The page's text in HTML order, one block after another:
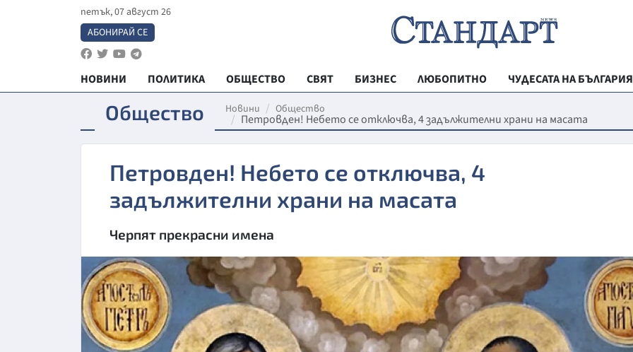
петък, 07 август 26
АБОНИРАЙ СЕ
НОВИНИ ПОЛИТИКА ОБЩЕСТВО СВЯТ БИЗНЕС ЛЮБОПИТНО
ЧУДЕСАТА НА БЪЛГАРИЯ
ВЕСТНИК
ТЕХНОЛОГИИ
ДА!НА
ДА! НА
КУЛТУРА
Общество Новини Общество
Петровден! Небето се отключва, 4 задължителни храни на масата
Петровден! Небето се отключва, 4
задължителни храни на масата
Черпят прекрасни имена